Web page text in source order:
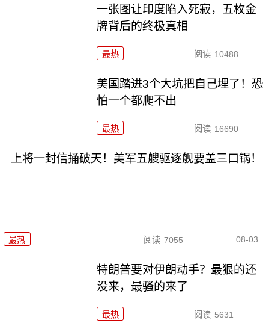
一张图让印度陷入死寂，五枚金
牌背后的终极真相
最热 阅读 10488
美国踏进3个大坑把自己埋了！恐
怕一个都爬不出
最热 阅读 16690
上将一封信捅破天！美军五艘驱逐舰要盖三口锅！
最热 阅读 7055 08-03
特朗普要对伊朗动手？最狠的还
没来，最骚的来了
最热 阅读 5631